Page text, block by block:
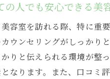
の人でも安心できる美
容室を訪れる際、特に重
ウンセリングがしっかり
りと伝えられる環境が整
なります。また、口コミ